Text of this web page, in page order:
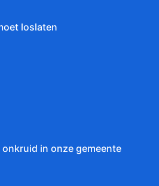
loslaten
onkruid in onze gemeente